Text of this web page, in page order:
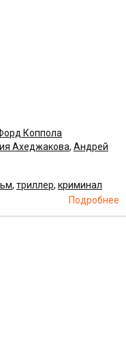
Коппола
Ахеджакова, Андрей
, триллер, криминал
Подробнее